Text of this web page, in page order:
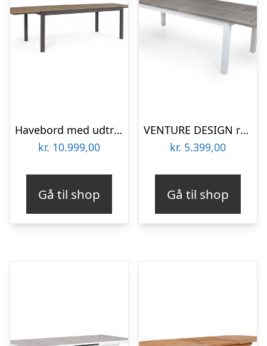
Havebord med udtræk i aluminium og komposit 200 – 300 x 95 cm – Charcoal/Teak
kr. 10.999,00
Gå til shop
VENTURE DESIGN rektangulær Albany havebord m. udtræk – grå, hvid aluminium
kr. 5.399,00
Gå til shop